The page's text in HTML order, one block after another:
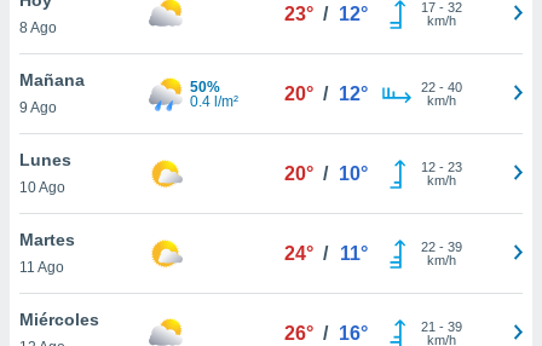
en
más
nuestra
de
8 Ago
23° / 12° 17- 32
km/h
Mañana
9 Ago
50%
0.4 l/m²
20° / 12° 22- 40
km/h
Lunes
10 Ago
20° / 10° 12- 23
km/h
Martes
11 Ago
24° / 11° 22- 39
km/h
Miércoles
26° / 16° 21 - 39
km/h